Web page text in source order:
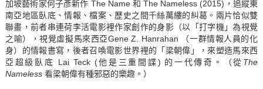
加坡藝術家何子彥新作 The Name 和 The Nameless (2015)，追縱東
南亞地區臥底、情報、檔案、歷史之間千絲萬縷的糾葛。兩片恰似雙
聯畫，前者串連荷李活電影裡作家創作的身影（以「打字機」為視覺
之喻），視覺虛擬馬來西亞Gene Z. Hanrahan （一群情報人員的化
身）的情報書寫，後者召喚電影世界裡的「梁朝偉」，來塑造馬來西
亞超級臥底 Lai Teck (他是三重間諜) 的一代傳奇。（從 The
Nameless 看梁朝偉有種邪惡的樂趣。）